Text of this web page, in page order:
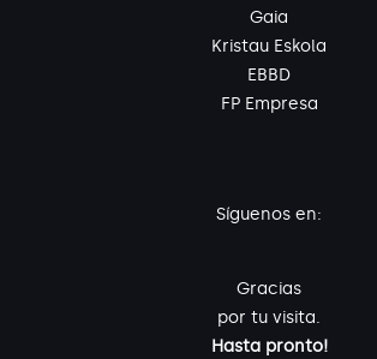
Gaia
Kristau Eskola
EBBD
FP Empresa
Síguenos en:
Gracias
por tu visita.
Hasta pronto!